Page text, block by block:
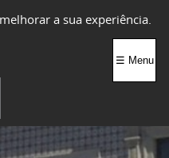
a sua experiência.
☰ Menu